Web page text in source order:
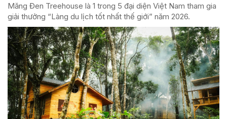
Măng Đen Treehouse là 1 trong 5 đại diện Việt Nam tham gia
giải thưởng “Làng du lịch tốt nhất thế giới” năm 2026.